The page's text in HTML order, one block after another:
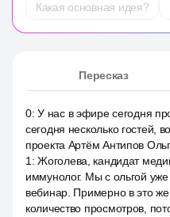
Какая основная идея?
Пересказ
0:У нас в эфире сегодня
сегодня несколько гостей,
проекта Артём Антипов
1 :Жоголева, кандидат
иммунолог. Мы с ольгой
вебинар. Примерно в это
количество просмотров,